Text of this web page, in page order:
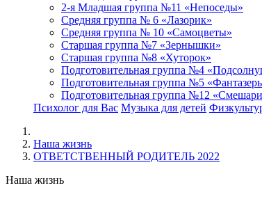
2-я Младшая группа №11 «Непоседы»
Средняя группа № 6 «Лазорик»
Средняя группа № 10 «Самоцветы»
Старшая группа №7 «Зернышки»
Старшая группа №8 «Хуторок»
Подготовительная группа №4
Подготовительная группа №5
Подготовительная группа №12
Психолог для Вас Музыка для детей
Наша жизнь
ОТВЕТСТВЕННЫЙ РОДИТЕЛЬ 2022
Наша жизнь